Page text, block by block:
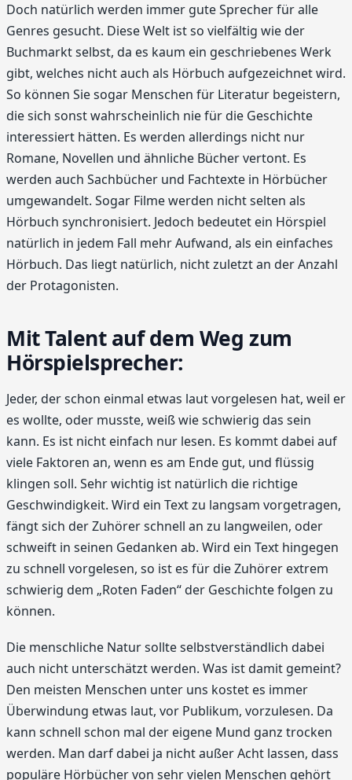
Doch natürlich werden immer gute Sprecher für alle
Genres gesucht. Diese Welt ist so vielfältig wie der
Buchmarkt selbst, da es kaum ein geschriebenes Werk
gibt, welches nicht auch als Hörbuch aufgezeichnet wird.
So können Sie sogar Menschen für Literatur begeistern,
die sich sonst wahrscheinlich nie für die Geschichte
interessiert hätten. Es werden allerdings nicht nur
Romane, Novellen und ähnliche Bücher vertont. Es
werden auch Sachbücher und Fachtexte in Hörbücher
umgewandelt. Sogar Filme werden nicht selten als
Hörbuch synchronisiert. Jedoch bedeutet ein Hörspiel
natürlich in jedem Fall mehr Aufwand, als ein einfaches
Hörbuch. Das liegt natürlich, nicht zuletzt an der Anzahl
der Protagonisten.
Mit Talent auf dem Weg zum
Hörspielsprecher:
Jeder, der schon einmal etwas laut vorgelesen hat, weil er
es wollte, oder musste, weiß wie schwierig das sein
kann. Es ist nicht einfach nur lesen. Es kommt dabei auf
viele Faktoren an, wenn es am Ende gut, und flüssig
klingen soll. Sehr wichtig ist natürlich die richtige
Geschwindigkeit. Wird ein Text zu langsam vorgetragen,
fängt sich der Zuhörer schnell an zu langweilen, oder
schweift in seinen Gedanken ab. Wird ein Text hingegen
zu schnell vorgelesen, so ist es für die Zuhörer extrem
schwierig dem „Roten Faden“ der Geschichte folgen zu
können.
Die menschliche Natur sollte selbstverständlich dabei
auch nicht unterschätzt werden. Was ist damit gemeint?
Den meisten Menschen unter uns kostet es immer
Überwindung etwas laut, vor Publikum, vorzulesen. Da
kann schnell schon mal der eigene Mund ganz trocken
werden. Man darf dabei ja nicht außer Acht lassen, dass
populäre Hörbücher von sehr vielen Menschen gehört